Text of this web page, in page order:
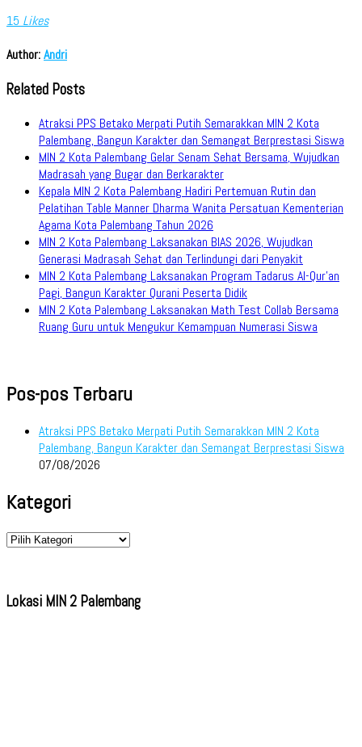
15 Likes
Author:Andri
Related Posts
Atraksi PPS Betako Merpati Putih Semarakkan MIN 2 Kota
Palembang, Bangun Karakter dan Semangat Berprestasi Siswa
MIN 2 Kota Palembang Gelar Senam Sehat Bersama, Wujudkan
Madrasah yang Bugar dan Berkarakter
Kepala MIN 2 Kota Palembang Hadiri Pertemuan Rutin dan
Pelatihan Table Manner Dharma Wanita Persatuan Kementerian
Agama Kota Palembang Tahun 2026
MIN 2 Kota Palembang Laksanakan BIAS 2026, Wujudkan
Generasi Madrasah Sehat dan Terlindungi dari Penyakit
MIN 2 Kota Palembang Laksanakan Program Tadarus Al-Qur’an
Pagi, Bangun Karakter Qurani Peserta Didik
MIN 2 Kota Palembang Laksanakan Math Test Collab Bersama
Ruang Guru untuk Mengukur Kemampuan Numerasi Siswa
Pos-pos Terbaru
Atraksi PPS Betako Merpati Putih Semarakkan MIN 2 Kota
Palembang, Bangun Karakter dan Semangat Berprestasi Siswa
07/08/2026
Kategori
Kategori
Lokasi MIN 2 Palembang